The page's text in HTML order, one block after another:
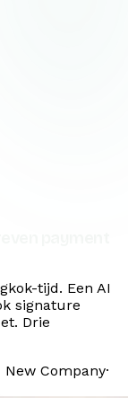
tijd. Een AI
signature
Drie
New Company·